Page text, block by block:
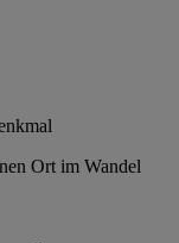
Ort im Wandel